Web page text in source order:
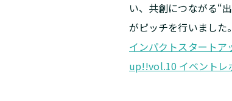
い、共創につながる“
がピッチを行いました。
インパクトスタートア
up!!vol.10 イベントレ